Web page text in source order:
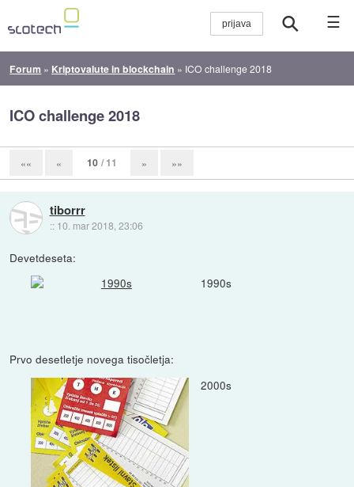
☰
Forum » Kriptovalute in blockchain » ICO challenge 2018
ICO challenge 2018
«« « 10 / 11 » »»
tiborrr
:: 10. mar 2018, 23:06
Devetdeseta:
1990s
Prvo desetletje novega tisočletja:
2000s